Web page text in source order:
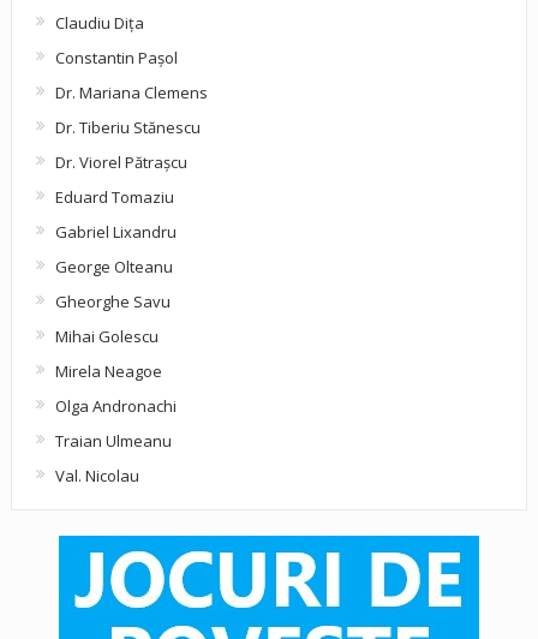
Claudiu Diţa
Constantin Pașol
Dr. Mariana Clemens
Dr. Tiberiu Stănescu
Dr. Viorel Pătraşcu
Eduard Tomaziu
Gabriel Lixandru
George Olteanu
Gheorghe Savu
Mihai Golescu
Mirela Neagoe
Olga Andronachi
Traian Ulmeanu
Val. Nicolau